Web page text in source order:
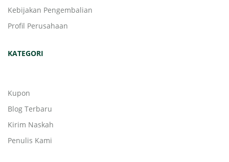
Kebijakan Pengembalian
Profil Perusahaan
KATEGORI
Kupon
Blog Terbaru
Kirim Naskah
Penulis Kami